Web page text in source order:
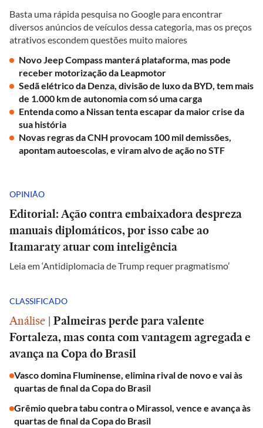
Basta uma rápida pesquisa no Google para encontrar
diversos anúncios de veículos dessa categoria, mas os preços
atrativos escondem questões muito maiores
Novo Jeep Compass manterá plataforma, mas pode
receber motorização da Leapmotor
Sedã elétrico da Denza, divisão de luxo da BYD, tem mais
de 1.000 km de autonomia com só uma carga
Entenda como a Nissan tenta escapar da maior crise da
sua história
Novas regras da CNH provocam 100 mil demissões,
apontam autoescolas, e viram alvo de ação no STF
OPINIÃO
Editorial: Ação contra embaixadora despreza
manuais diplomáticos, por isso cabe ao
Itamaraty atuar com inteligência
Leia em ‘Antidiplomacia de Trump requer pragmatismo’
CLASSIFICADO
Análise | Palmeiras perde para valente
Fortaleza, mas conta com vantagem agregada e
avança na Copa do Brasil
Vasco domina Fluminense, elimina rival de novo e vai às
quartas de final da Copa do Brasil
Grêmio quebra tabu contra o Mirassol, vence e avança às
quartas de final da Copa do Brasil